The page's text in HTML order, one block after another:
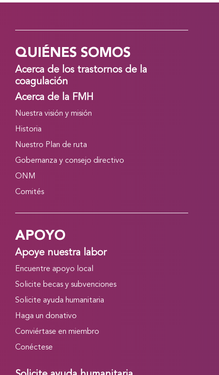
QUIÉNES SOMOS
Acerca de los trastornos de la
coagulación
Acerca de la FMH
Nuestra visión y misión
Historia
Nuestro Plan de ruta
Gobernanza y consejo directivo
ONM
Comités
APOYO
Apoye nuestra labor
Encuentre apoyo local
Solicite becas y subvenciones
Solicite ayuda humanitaria
Haga un donativo
Conviértase en miembro
Conéctese